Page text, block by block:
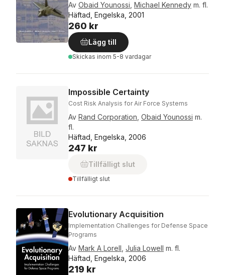
Av Obaid Younossi Michael Kennedy m. fl.
Häftad, Engelska, 2001
260 kr
Lägg till
Skickas inom 5-8 vardagar
Impossible Certainty
Cost Risk Analysis for Air Force Systems
Av Rand Corporation Obaid Younossi m.
fl.
Häftad, Engelska, 2006
247 kr
Tillfälligt slut
Tillfälligt slut
Evolutionary Acquisition
Implementation Challenges for Defense Space
Programs
Av Mark A Lorell Julia Lowell m. fl.
Häftad, Engelska, 2006
219 kr